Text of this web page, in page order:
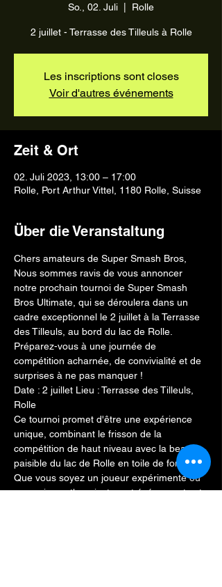
So., 02. Juli Rolle
2 juillet - Terrasse des Tilleuls à Rolle
Les inscriptions sont closes
Voir d'autres événements
Zeit & Ort
02. Juli 2023, 13:00 – 17:00
Rolle, Port Arthur Vittel, 1180 Rolle, Suisse
Über die Veranstaltung
Chers amateurs de Super Smash Bros,
Nous sommes ravis de vous annoncer
notre prochain tournoi de Super Smash
Bros Ultimate, qui se déroulera dans un
cadre exceptionnel le 2 juillet à la Terrasse
des Tilleuls, au bord du lac de Rolle.
Préparez-vous à une journée de
compétition acharnée, de convivialité et de
surprises à ne pas manquer !
Date : 2 juillet Lieu : Terrasse des Tilleuls,
Rolle
Ce tournoi promet d'être une expérience
unique, combinant le frisson de la
compétition de haut niveau avec la beauté
paisible du lac de Rolle en toile de fond.
Que vous soyez un joueur expérimenté ou
un novice enthousiaste, cet événement est